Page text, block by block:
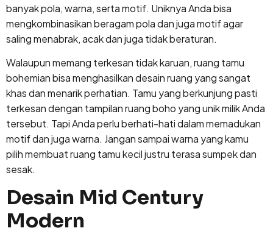
banyak pola, warna, serta motif. Uniknya Anda bisa
mengkombinasikan beragam pola dan juga motif agar
saling menabrak, acak dan juga tidak beraturan.
Walaupun memang terkesan tidak karuan, ruang tamu
bohemian bisa menghasilkan desain ruang yang sangat
khas dan menarik perhatian. Tamu yang berkunjung pasti
terkesan dengan tampilan ruang boho yang unik milik Anda
tersebut. Tapi Anda perlu berhati-hati dalam memadukan
motif dan juga warna. Jangan sampai warna yang kamu
pilih membuat ruang tamu kecil justru terasa sumpek dan
sesak.
Desain Mid Century
Modern